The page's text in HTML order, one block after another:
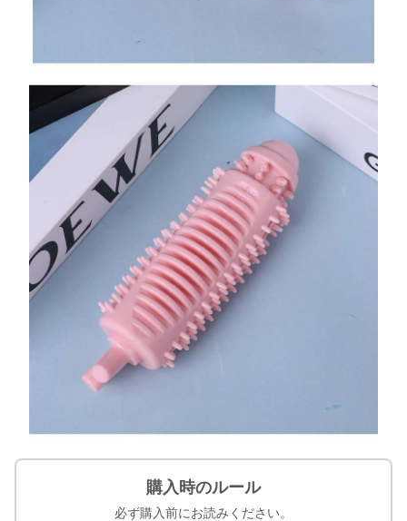
購入時のルール
必ず購入前にお読みください。